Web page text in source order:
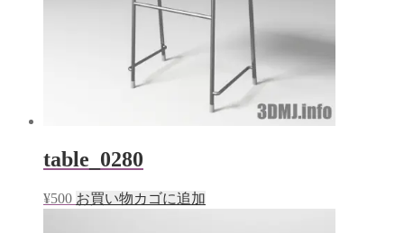
table_0280
¥500 お買い物カゴに追加